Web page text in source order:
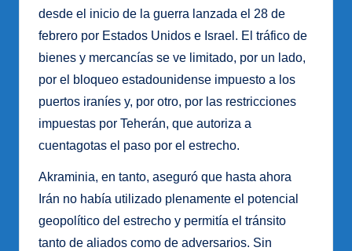
desde el inicio de la guerra lanzada el 28 de
febrero por Estados Unidos e Israel. El tráfico de
bienes y mercancías se ve limitado, por un lado,
por el bloqueo estadounidense impuesto a los
puertos iraníes y, por otro, por las restricciones
impuestas por Teherán, que autoriza a
cuentagotas el paso por el estrecho.
Akraminia, en tanto, aseguró que hasta ahora
Irán no había utilizado plenamente el potencial
geopolítico del estrecho y permitía el tránsito
tanto de aliados como de adversarios. Sin